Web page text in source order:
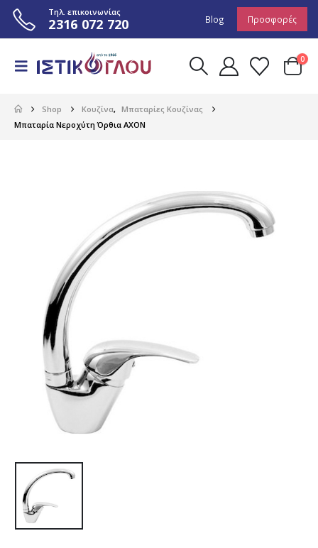
Τηλ. επικοινωνίας
2316 072 720 Blog Προσφορές
0
Shop Κουζίνα, Μπαταρίες Κουζίνας
Μπαταρία Νεροχύτη Όρθια AXON